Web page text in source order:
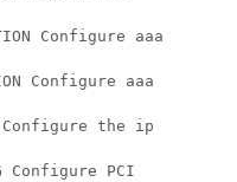
Configure aaa
Configure aaa
Configure the ip
Configure PCI